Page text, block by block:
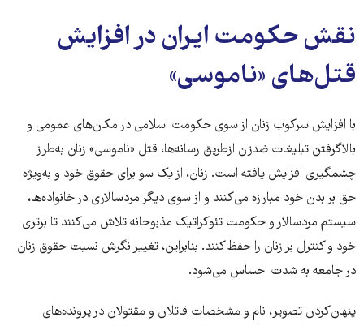
خراسان
جنوبی
۵
گیلان
۳
محل وقوع قتل
نقش حکومت ایران در افزایش
قتل‌های «ناموسی»
با افزایش سرکوب‌ زنان از سوی حکومت اسلامی در مکان‌های عمومی و
بالاگرفتن تبلیغات ضدزن ازطریق رسانه‌ها، قتل «ناموسی» زنان به‌طرز
چشمگیری افزایش یافته است. زنان، از یک سو برای حقوق خود و به‌ویژه
حق بر بدن خود مبارزه می‌کنند و از سوی دیگر مردسالاری در خانواده‌ها،
سیستم مردسالار و حکومت تئوکراتیک مذبوحانه تلاش می‌کنند تا برتری
خود و کنترل بر زنان را حفظ کنند. بنابراین، تغییر نگرش نسبت حقوق زنان
در جامعه به‌ شدت احساس می‌شود.
پنهان‌کردن تصویر، نام و مشخصات قاتلان و مقتولان در پرونده‌‌های